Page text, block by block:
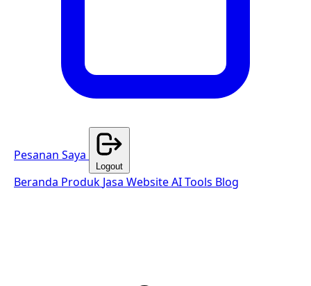
Pesanan Saya
Logout
Beranda Produk Jasa WebsiteAI Tools Blog